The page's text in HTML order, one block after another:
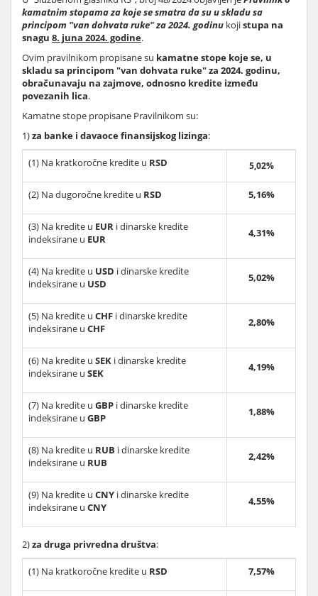
kamatnim stopama za koje se smatra da su u skladu sa
principom "van dohvata ruke" za 2024. godinu kojistupa na
snagu 8. juna 2024. godine.
Ovim pravilnikom propisane su kamatne stope koje se, u
skladu sa principom "van dohvata ruke" za 2024. godinu,
obračunavaju na zajmove, odnosno kredite između
povezanih lica.
Kamatne stope propisane Pravilnikom su:
1)za banke i davaoce finansijskog lizinga:
(1) Na kratkoročne kredite u RSD 5,02%
(2) Na dugoročne kredite u RSD 5,16%
(3) Na kredite u EUR i dinarske kredite
indeksirane u EUR 4,31%
(4) Na kredite u USD i dinarske kredite
indeksirane u USD 5,02%
(5) Na kredite u CHF i dinarske kredite
indeksirane u CHF 2,80%
(6) Na kredite u SEK i dinarske kredite
indeksirane u SEK 4,19%
(7) Na kredite u GBP i dinarske kredite
indeksirane u GBP 1,88%
(8) Na kredite u RUB i dinarske kredite
indeksirane u RUB 2,42%
(9) Na kredite u CNY i dinarske kredite
indeksirane u CNY 4,55%
2)za druga privredna društva:
(1) Na kratkoročne kredite u RSD 7,57%